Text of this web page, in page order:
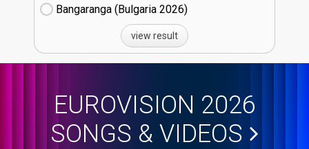
Bangaranga (Bulgaria
26)
view result
EUROVISION 2026
SONGS & VIDEOS